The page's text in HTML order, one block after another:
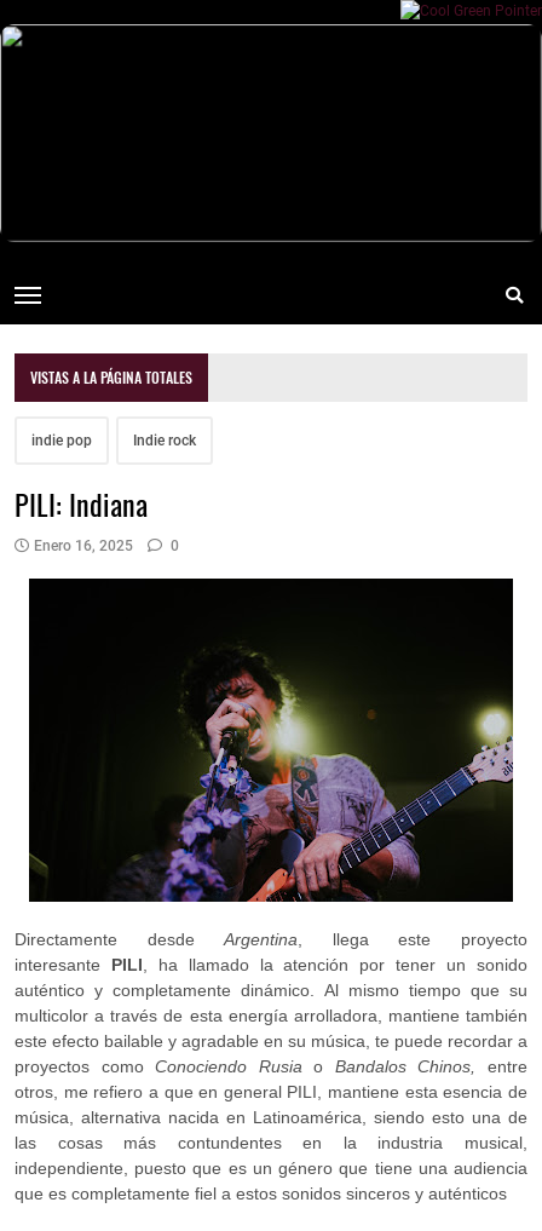
VISTAS A LA PÁGINA TOTALES
indie pop Indie rock
PILI: Indiana
Enero 16, 2025 0
Directamente desdeArgentina, llega este proyecto
interesante PILI, ha llamado la atención por tener un sonido
auténtico y completamente dinámico. Al mismo tiempo que su
multicolor a través de esta energía arrolladora, mantiene también
este efecto bailable y agradable en su música, te puede recordar a
proyectos comoConociendo Rusiao Bandalos Chinos, entre
otros, me refiero a que en general PILI, mantiene esta esencia de
música, alternativa nacida en Latinoamérica, siendo esto una de
las cosas más contundentes en la industria musical,
independiente, puesto que es un género que tiene una audiencia
que es completamente fiel a estos sonidos sinceros y auténticos